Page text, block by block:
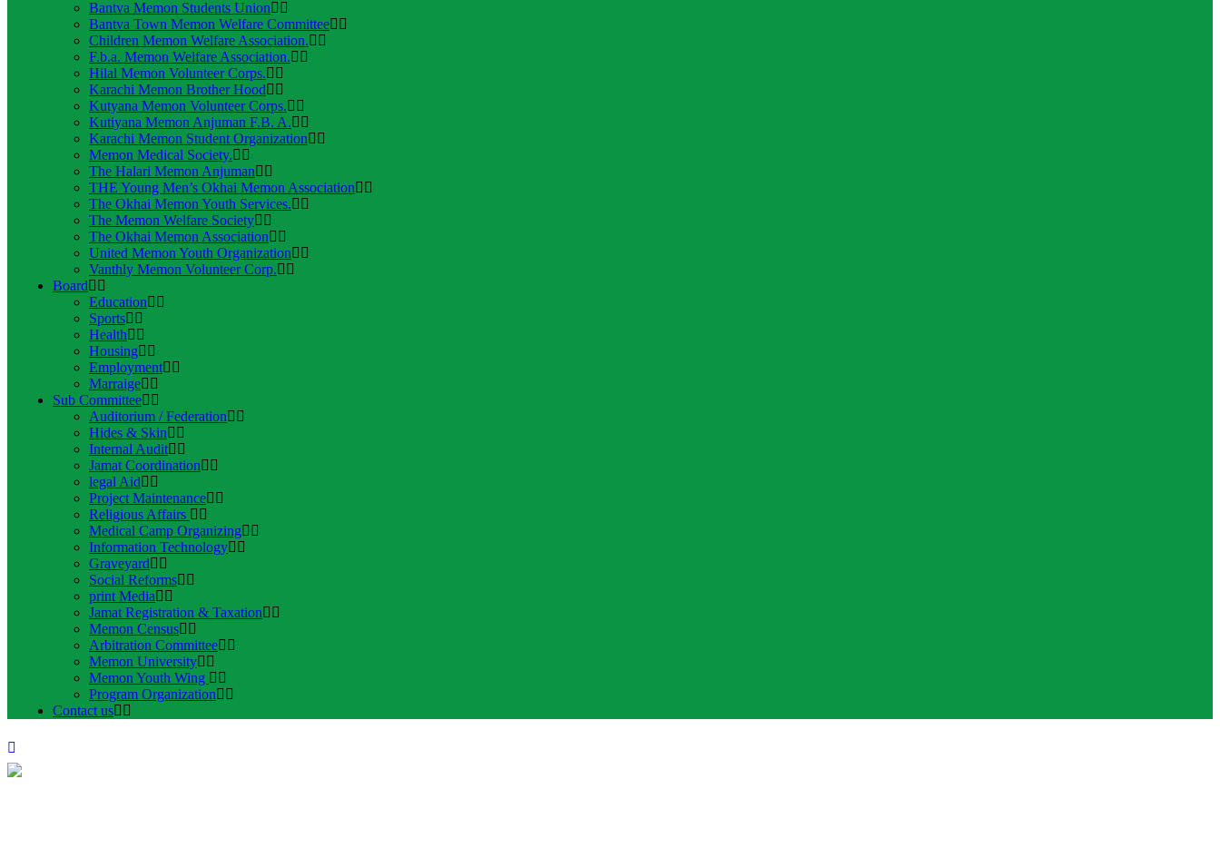
Bantva Memon Students Union
Bantva Town Memon Welfare Committee
Children Memon Welfare Association.
F.b.a. Memon Welfare Association.
Hilal Memon Volunteer Corps.
Karachi Memon Brother Hood
Kutyana Memon Volunteer Corps.
Kutiyana Memon Anjuman F.B. A.
Karachi Memon Student Organization
Memon Medical Society.
The Halari Memon Anjuman
THE Young Men’s Okhai Memon Association
The Okhai Memon Youth Services.
The Memon Welfare Society
The Okhai Memon Association
United Memon Youth Organization
Vanthly Memon Volunteer Corp.
Board
Education
Sports
Health
Housing
Employment
Marraige
Sub Committee
Auditorium / Federation
Hides & Skin
Internal Audit
Jamat Coordination
legal Aid
Project Maintenance
Religious Affairs
Medical Camp Organizing
Information Technology
Graveyard
Social Reforms
print Media
Jamat Registration & Taxation
Memon Census
Arbitration Committee
Memon University
Memon Youth Wing
Program Organization
Contact us